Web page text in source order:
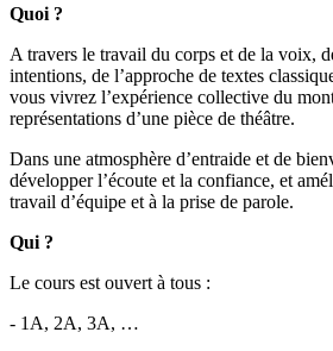
Quoi ?
A travers le travail du corps et de la voix,
intentions, de l’approche de textes
vous vivrez l’expérience collective du
représentations d’une pièce de théâtre.
Dans une atmosphère d’entraide et de
développer l’écoute et la confiance, et
travail d’équipe et à la prise de parole.
Qui ?
Le cours est ouvert à tous :
- 1A, 2A, 3A, …